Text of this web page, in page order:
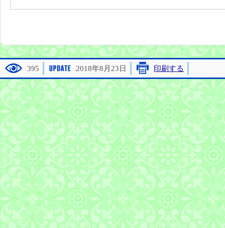
395 2018年8月23日 印刷する